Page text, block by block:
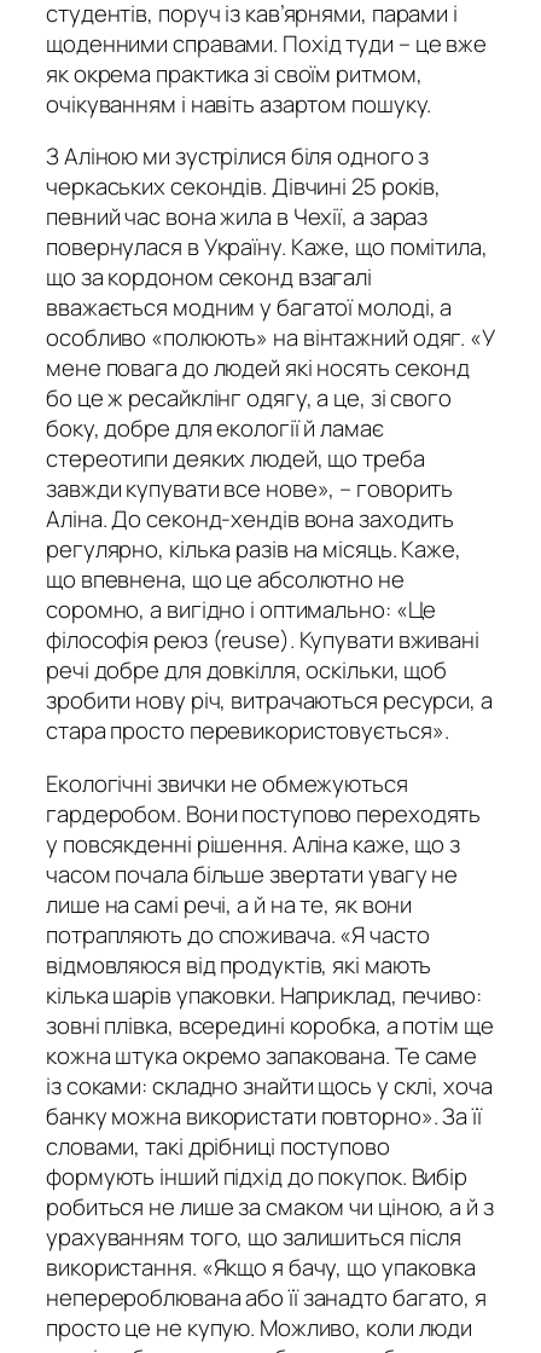
студентів, поруч із кав’ярнями, парами і
щоденними справами. Похід туди – це вже
як окрема практика зі своїм ритмом,
очікуванням і навіть азартом пошуку.
З Аліною ми зустрілися біля одного з
черкаських секондів. Дівчині 25 років,
певний час вона жила в Чехії, а зараз
повернулася в Україну. Каже, що помітила,
що за кордоном секонд взагалі
вважається модним у багатої молоді, а
особливо «полюють» на вінтажний одяг. «У
мене повага до людей які носять секонд
бо це ж ресайклінг одягу, а це, зі свого
боку, добре для екології й ламає
стереотипи деяких людей, що треба
завжди купувати все нове», – говорить
Аліна. До секонд-хендів вона заходить
регулярно, кілька разів на місяць. Каже,
що впевнена, що це абсолютно не
соромно, а вигідно і оптимально: «Це
філософія реюз (reuse). Купувати вживані
речі добре для довкілля, оскільки, щоб
зробити нову річ, витрачаються ресурси, а
стара просто перевикористовується».
Екологічні звички не обмежуються
гардеробом. Вони поступово переходять
у повсякденні рішення. Аліна каже, що з
часом почала більше звертати увагу не
лише на самі речі, а й на те, як вони
потрапляють до споживача. «Я часто
відмовляюся від продуктів, які мають
кілька шарів упаковки. Наприклад, печиво:
зовні плівка, всередині коробка, а потім ще
кожна штука окремо запакована. Те саме
із соками: складно знайти щось у склі, хоча
банку можна використати повторно». За її
словами, такі дрібниці поступово
формують інший підхід до покупок. Вибір
робиться не лише за смаком чи ціною, а й з
урахуванням того, що залишиться після
використання. «Якщо я бачу, що упаковка
неперероблювана або її занадто багато, я
просто це не купую. Можливо, коли люди